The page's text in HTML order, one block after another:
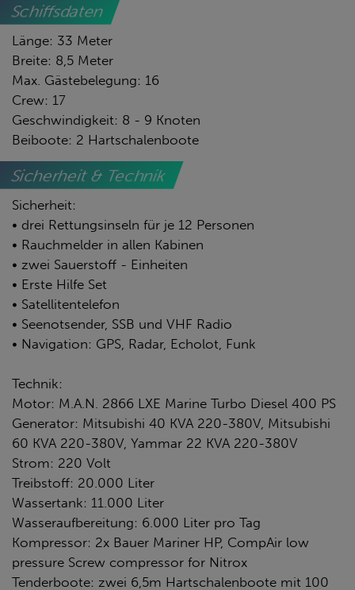
Schiffsdaten
Länge: 33 Meter
Breite: 8,5 Meter
Max. Gästebelegung: 16
Crew: 17
Geschwindigkeit: 8 - 9 Knoten
Beiboote: 2 Hartschalenboote
Sicherheit & Technik
Sicherheit:
• drei Rettungsinseln für je 12 Personen
• Rauchmelder in allen Kabinen
• zwei Sauerstoff - Einheiten
• Erste Hilfe Set
• Satellitentelefon
• Seenotsender, SSB und VHF Radio
• Navigation: GPS, Radar, Echolot, Funk
Technik:
Motor: M.A.N. 2866 LXE Marine Turbo Diesel 400 PS
Generator: Mitsubishi 40 KVA 220-380V, Mitsubishi
60 KVA 220-380V, Yammar 22 KVA 220-380V
Strom: 220 Volt
Treibstoff: 20.000 Liter
Wassertank: 11.000 Liter
Wasseraufbereitung: 6.000 Liter pro Tag
Kompressor: 2x Bauer Mariner HP, CompAir low
pressure Screw compressor for Nitrox
Tenderboote: zwei 6,5m Hartschalenboote mit 100